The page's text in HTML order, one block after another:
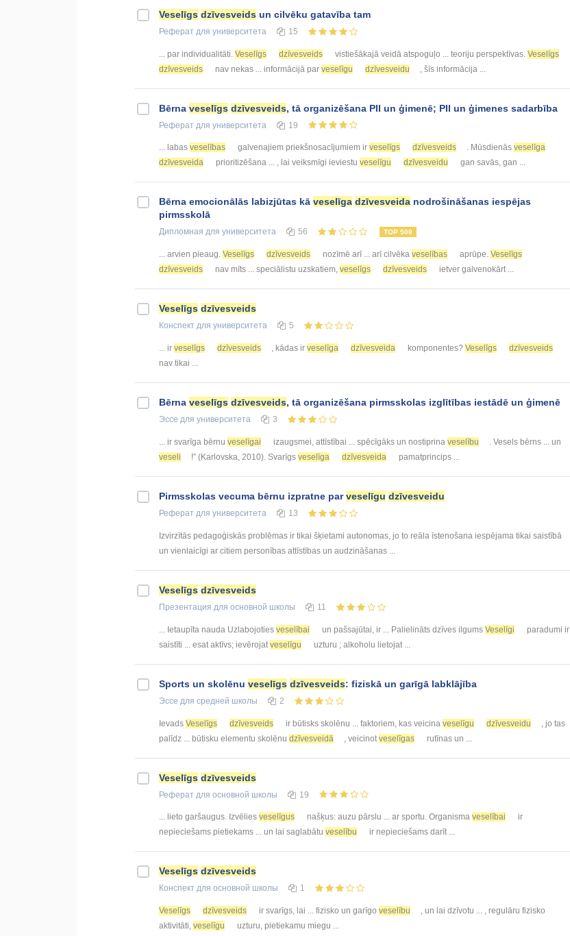
Veselīgs dzīvesveids un cilvēku gatavība tam
Реферат для университета 15
... par individualitāti. Veselīgs dzīvesveids vistiešākajā veidā atspoguļo ... teoriju perspektīvas. Veselīgs
dzīvesveids
nav nekas ... informācijā par veselīgu dzīvesveidu , šīs informācija ...
Bērna veselīgs dzīvesveids, tā organizēšana PII un ģimenē; PII un ģimenes sadarbība
Реферат для университета 19
... labas veselības galvenajiem priekšnosacījumiem ir veselīgs dzīvesveids . Mūsdienās veselīga
dzīvesveida
prioritizēšana ... , lai veiksmīgi ieviestu veselīgu dzīvesveidu gan savās, gan ...
Bērna emocionālās labizjūtas kā veselīga dzīvesveida nodrošināšanas iespējas
pirmsskolā
Дипломная для университета 56 TOP 500
... arvien pieaug. Veselīgs dzīvesveids nozīmē arī ... arī cilvēka veselības aprūpe. Veselīgs
dzīvesveids
nav mīts ... speciālistu uzskatiem, veselīgs dzīvesveids ietver galvenokārt ...
Veselīgs dzīvesveids
Конспект для университета 5
... ir veselīgs dzīvesveids , kādas ir veselīga dzīvesveida komponentes? Veselīgs
dzīvesveids
nav tikai ...
Bērna veselīgs dzīvesveids, tā organizēšana pirmsskolas izglītības iestādē un ģimenē
Эссе для университета 3
... ir svarīga bērnu veselīgai izaugsmei, attīstībai ... spēcīgāks un nostiprina veselību
. Vesels bērns ... un
veseli
!” (Karlovska, 2010). Svarīgs veselīga dzīvesveida pamatprincips ...
Pirmsskolas vecuma bērnu izpratne parveselīgu dzīvesveidu
Реферат для университета 13
Izvirzītās pedagoģiskās problēmas ir tikai šķietami autonomas, jo to reāla īstenošana iespējama tikai saistībā
un vienlaicīgi ar citiem personības attīstības un audzināšanas ...
Veselīgs dzīvesveids
Презентация для основной школы 11
... Ietaupīta nauda Uzlabojoties veselībai un pašsajūtai, ir ... Palielināts dzīves ilgums Veselīgi
paradumi ir
saistīti ... esat aktīvs; ievērojat veselīgu uzturu ; alkoholu lietojat ...
Sports un skolēnu veselīgs dzīvesveids: fiziskā un garīgā labklājība
Эссе для средней школы 2
Ievads Veselīgs dzīvesveids ir būtisks skolēnu ... faktoriem, kas veicina veselīgu dzīvesveidu
, jo tas
palīdz ... būtisku elementu skolēnu dzīvesveidā , veicinot veselīgas rutīnas un ...
Veselīgs dzīvesveids
Реферат для основной школы 19
... lieto garšaugus. Izvēlies veselīgus našķus: auzu pārslu ... ar sportu. Organisma veselībai
ir
nepieciešams pietiekams ... un lai saglabātu veselību ir nepieciešams darīt ...
Veselīgs dzīvesveids
Конспект для основной школы 1
Veselīgs dzīvesveids ir svarīgs, lai ... fizisko un garīgo veselību
, un lai dzīvotu ... , regulāru fizisko
aktivitāti, veselīgu uzturu, pietiekamu miegu ...